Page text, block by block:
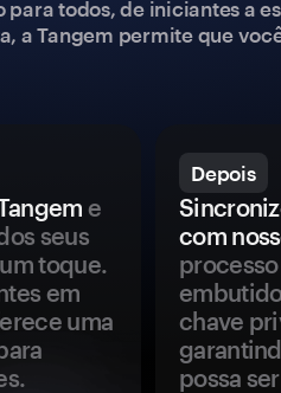
para todos, de iniciantes a
a Tangem permite que
e
seus
toque.
em
uma
Depois
com
chave
possa